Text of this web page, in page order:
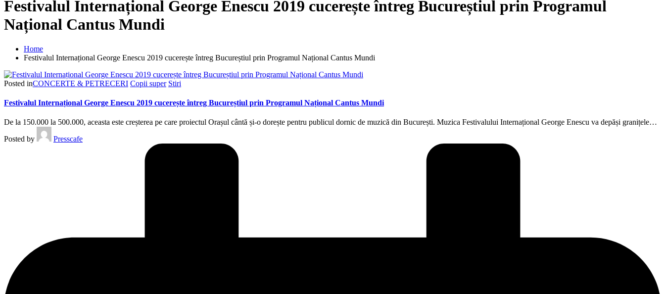
Festivalul Internațional George Enescu 2019 cucerește întreg Bucureștiul prin Programul
Național Cantus Mundi
Home
Festivalul Internațional George Enescu 2019 cucerește întreg Bucureștiul prin Programul Național Cantus Mundi
Posted inCONCERTE & PETRECERI Copii super Stiri
Festivalul Internațional George Enescu 2019 cucerește întreg Bucureștiul prin Programul Național Cantus Mundi
De la 150.000 la 500.000, aceasta este creșterea pe care proiectul Orașul cântă și-o dorește pentru publicul dornic de muzică din București. Muzica Festivalului Internațional George Enescu va depăși granițele…
Posted by
Presscafe